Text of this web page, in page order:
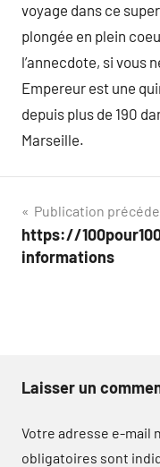
voyage dans ce
plongée en plein
l’annecdote, si vous
Empereur est une
depuis plus de 190
Marseille.
Navigation
de
Publication
https://
informations
Laisser un
Votre adresse e-mail
obligatoires sont